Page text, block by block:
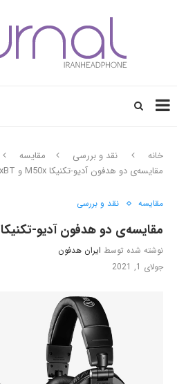
خانه نقد و بررسی
مقایسه
مقایسه‌‌ی دو هدفون‌ آدیو-تکنیکا M50x و M50xBT
مقایسه نقد و بررسی
مقایسه‌‌ی دو هدفون‌ آدیو-تکنیکا M50x و M50xBT
نوشته شده توسط ایران هدفون
جولای 1, 2021